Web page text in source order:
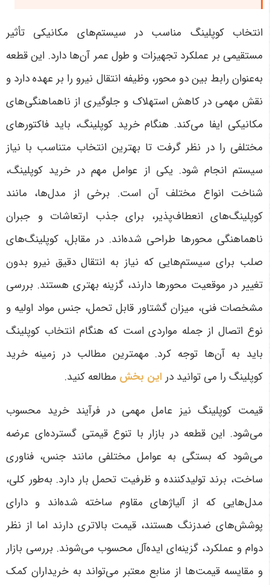
انتخاب کوپلینگ مناسب در سیستم‌های مکانیکی تأثیر
مستقیمی بر عملکرد تجهیزات و طول عمر آن‌ها دارد. این قطعه
به‌عنوان رابط بین دو محور، وظیفه انتقال نیرو را بر عهده دارد و
نقش مهمی در کاهش استهلاک و جلوگیری از ناهماهنگی‌های
مکانیکی ایفا می‌کند. هنگام خرید کوپلینگ، باید فاکتورهای
مختلفی را در نظر گرفت تا بهترین انتخاب متناسب با نیاز
سیستم انجام شود. یکی از عوامل مهم در خرید کوپلینگ،
شناخت انواع مختلف آن است. برخی از مدل‌ها، مانند
کوپلینگ‌های انعطاف‌پذیر، برای جذب ارتعاشات و جبران
ناهماهنگی محورها طراحی شده‌اند. در مقابل، کوپلینگ‌های
صلب برای سیستم‌هایی که نیاز به انتقال دقیق نیرو بدون
تغییر در موقعیت محورها دارند، گزینه بهتری هستند. بررسی
مشخصات فنی، میزان گشتاور قابل تحمل، جنس مواد اولیه و
نوع اتصال از جمله مواردی است که هنگام انتخاب کوپلینگ
باید به آن‌ها توجه کرد. مهمترین مطالب در زمینه خرید
کوپلینگ را می توانید در این بخش مطالعه کنید.
قیمت کوپلینگ نیز عامل مهمی در فرآیند خرید محسوب
می‌شود. این قطعه در بازار با تنوع قیمتی گسترده‌ای عرضه
می‌شود که بستگی به عوامل مختلفی مانند جنس، فناوری
ساخت، برند تولیدکننده و ظرفیت تحمل بار دارد. به‌طور کلی،
مدل‌هایی که از آلیاژهای مقاوم ساخته شده‌اند و دارای
پوشش‌های ضدزنگ هستند، قیمت بالاتری دارند اما از نظر
دوام و عملکرد، گزینه‌ای ایده‌آل محسوب می‌شوند. بررسی بازار
و مقایسه قیمت‌ها از منابع معتبر می‌تواند به خریداران کمک